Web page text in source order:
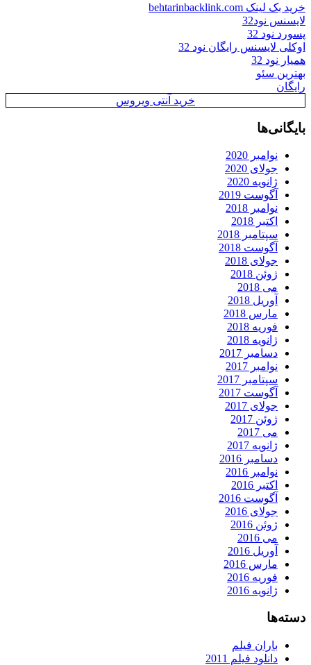
خرید بک لینک behtarinbacklink.com
لایسنس نود32
پسورد نود 32
اوکلی لایسنس رایگان نود 32
همیار نود 32
بهترین سئو
رایگان
خرید آنتی ویروس
بایگانی‌ها
نوامبر 2020
جولای 2020
ژانویه 2020
آگوست 2019
نوامبر 2018
اکتبر 2018
سپتامبر 2018
آگوست 2018
جولای 2018
ژوئن 2018
می 2018
آوریل 2018
مارس 2018
فوریه 2018
ژانویه 2018
دسامبر 2017
نوامبر 2017
سپتامبر 2017
آگوست 2017
جولای 2017
ژوئن 2017
می 2017
ژانویه 2017
دسامبر 2016
نوامبر 2016
اکتبر 2016
آگوست 2016
جولای 2016
ژوئن 2016
می 2016
آوریل 2016
مارس 2016
فوریه 2016
ژانویه 2016
دسته‌ها
باران فیلم
دانلود فیلم 2011